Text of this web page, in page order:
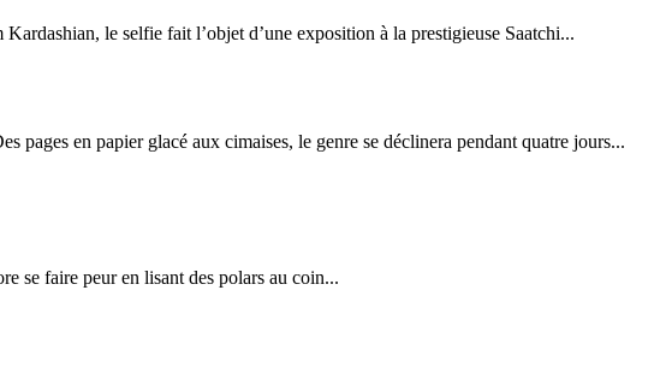
le selfie fait l’objet d’une exposition à la prestigieuse Saatchi...
pages en papier glacé aux cimaises, le genre se déclinera pendant quatre jours...
se faire peur en lisant des polars au coin...